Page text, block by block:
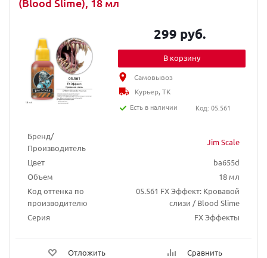
Бренд/
Производитель
Jim Scale
Цвет
ba655d
Объем
18 мл
Код оттенка по
производителю
05.561 FX Эффект: Кровавой
слизи / Blood Slime
Серия
FX Эффекты
Отложить Сравнить
299 руб.
В корзину
Самовывоз
Курьер, ТК
Есть в наличии
Код: 05.561